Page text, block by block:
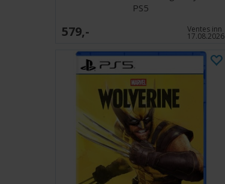
PS5
579,- Ventes inn
17.08.2026